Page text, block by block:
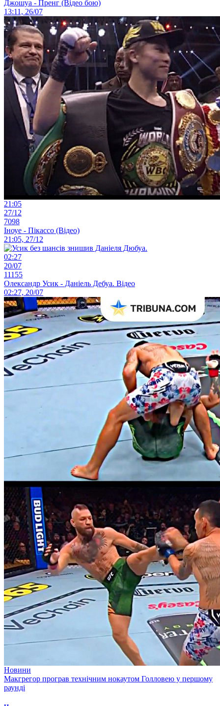
Джошуа - Пренг (Відео бою)
13:11, 26/07
21:05
27/12
7098
Іноуе - Пікассо (Відео)
21:05, 27/12
02:27
20/07
11155
Олександр Усик - Даніель Дебуа. Відео
02:27, 20/07
Новини
Макгрегор програв технічним нокаутом Голловею у першому
раунді